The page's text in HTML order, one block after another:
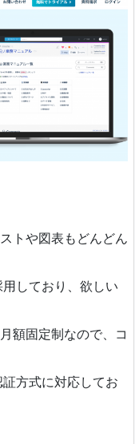
トや図表もどんどん
しており、欲しい
額固定制なので、コ
方式に対応してお